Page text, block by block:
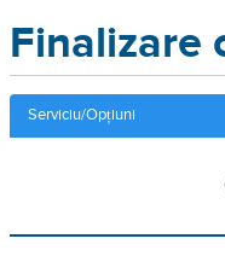
Finalizare
Serviciu/Opțiuni